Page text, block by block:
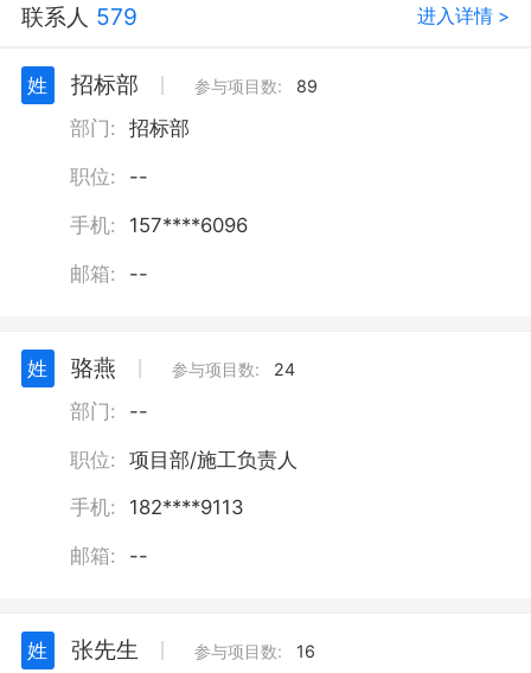
联系人 579 进入详情 >
姓 招标部 参与项目数: 89
部门: 招标部
职位: --
手机: 157****6096
邮箱: --
姓 骆燕 参与项目数: 24
部门: --
职位: 项目部/施工负责人
手机: 182****9113
邮箱: --
姓 张先生 参与项目数: 16